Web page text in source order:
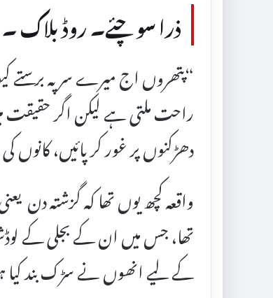
ذرا سوچئے۔ روڈ بلاک
“پتھروں اج میرے سر پہ برستے
راحت ملتی ہے لیکن اگر حقیقت
دھڑکنوں پر غور کر پائیں،
تھا، جس میں ان کے بجلی کے
کے لیے انھوں نے سڑک بند کیا